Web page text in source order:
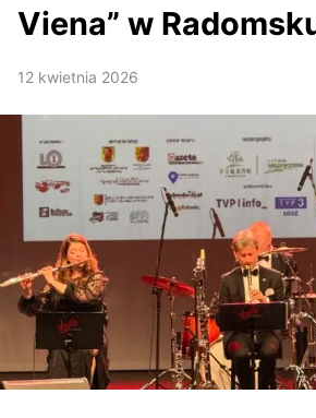
Viena” w
12 kwietnia 2026